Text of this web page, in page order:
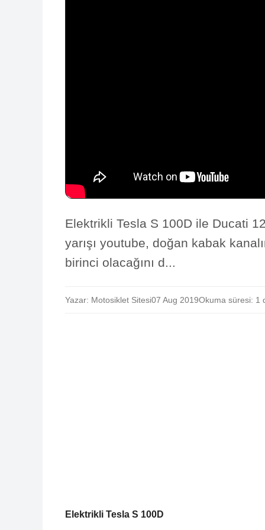
Elektrikli Tesla S 100D ile Ducati
yarışı youtube, doğan kabak
birinci olacağını d...
Yazar: Motosiklet Sitesi07 Aug 2019Okuma süresi: 1
Elektrikli Tesla S 100D